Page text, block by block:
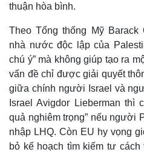
thuận hòa bình.
Theo Tổng thống Mỹ
nhà nước độc lập của
chú ý” mà không giúp tạo ra
vấn đề chỉ được giải quyết
giữa chính người Israel và
Israel Avigdor Lieberman thì
quả nghiêm trọng” nếu người
nhập LHQ. Còn EU hy vọng
bỏ kế hoạch tìm kiếm tư